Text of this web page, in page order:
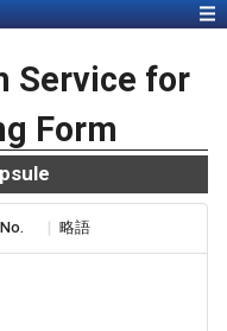
Service for
Form
No. 略語